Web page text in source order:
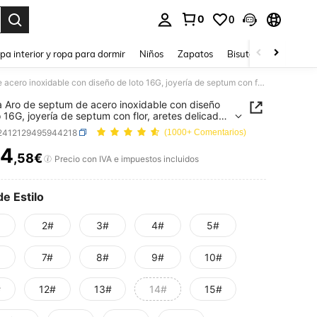
0 0
interior y ropa para dormir Niños Zapatos Bisutería Y
1 pieza Aro de septum de acero inoxidable con diseño de loto 16G, joyería de septum con flor, aretes delicados para hélice y daith para mujer, joyería para perforación de daith
Aro de septum de acero inoxidable con diseño
16G, joyería de septum con flor, aretes delicados
y daith para mujer, joyería para perforación
(1000+ Comentarios)
AND AVAILABILITY
4,58€ Precio con IVA e impuestos incluidos
Estilo
2# 3# 4# 5#
7# 8# 9# 10#
12# 13# 14# 15#